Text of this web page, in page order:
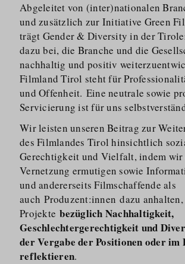
Abgeleitet von (inter)nationalen
und zusätzlich zur Initiative Green
trägt Gender & Diversity in der
dazu bei, die Branche und die
nachhaltig und positiv
Filmland Tirol steht für
und Offenheit. Eine neutrale sowie
Servicierung ist für uns
Wir leisten unseren Beitrag zur
des Filmlandes Tirol hinsichtlich
Gerechtigkeit und Vielfalt, indem wir
Vernetzung ermutigen sowie
und andererseits Filmschaffende als
auch Produzent:innen dazu anhalten,
Projektebezüglich Nachhaltigkeit,
Geschlechtergerechtigkeit und
der Vergabe der Positionen oder im
reflektieren.